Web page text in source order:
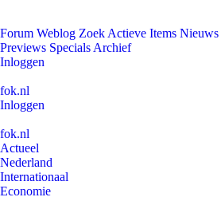
Forum Weblog Zoek Actieve Items Nieuws
Previews Specials Archief
Inloggen
fok.nl
Inloggen
fok.nl
Actueel
Nederland
Internationaal
Economie